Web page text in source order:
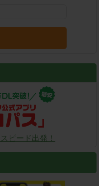
ピード出発！